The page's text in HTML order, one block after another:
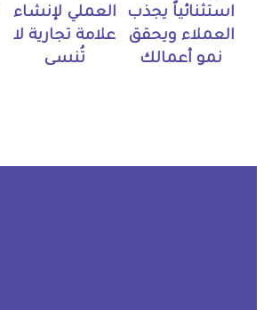
استثنائياً يجذب
العملاء ويحقق
نمو أعمالك
العملي لإنشاء
علامة تجارية لا
تُنسى